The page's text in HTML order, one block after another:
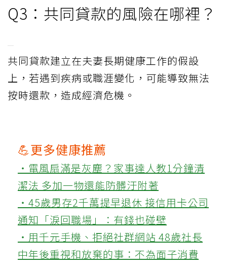
Q3：共同貸款的風險在哪裡？
共同貸款建立在夫妻長期健康工作的假設
上，若遇到疾病或職涯變化，可能導致無法
按時還款，造成經濟危機。
💪更多健康推薦
‧電風扇滿是灰塵？家事達人教1分鐘清
潔法 多加一物還能防髒汙附著
‧45歲男存2千萬提早退休 接信用卡公司
通知「淚回職場」：有錢也碰壁
‧用千元手機、拒絕社群網站 48歲社長
中年後重視和放棄的事：不為面子消費